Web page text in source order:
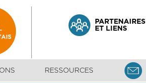
PARTENAIRES
ET LIENS
RESSOURCES